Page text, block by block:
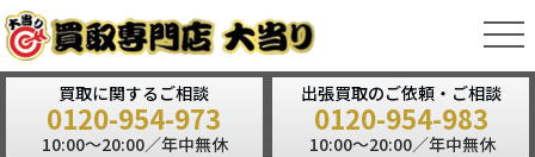
買取に関するご相談
0120-954-973
10:00～20:00／年中無休
出張買取のご依頼・ご相談
0120-954-983
10:00～20:00／年中無休